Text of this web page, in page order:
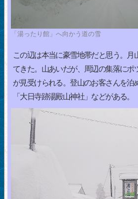
「湯ったり館」へ向かう道の雪
この辺は本当に豪雪地帯だと思う。月
てきた。山あいだが、周辺の集落にポ
が見受けられる。登山のお客さんを泊
「大日寺跡湯殿山神社」などがある。